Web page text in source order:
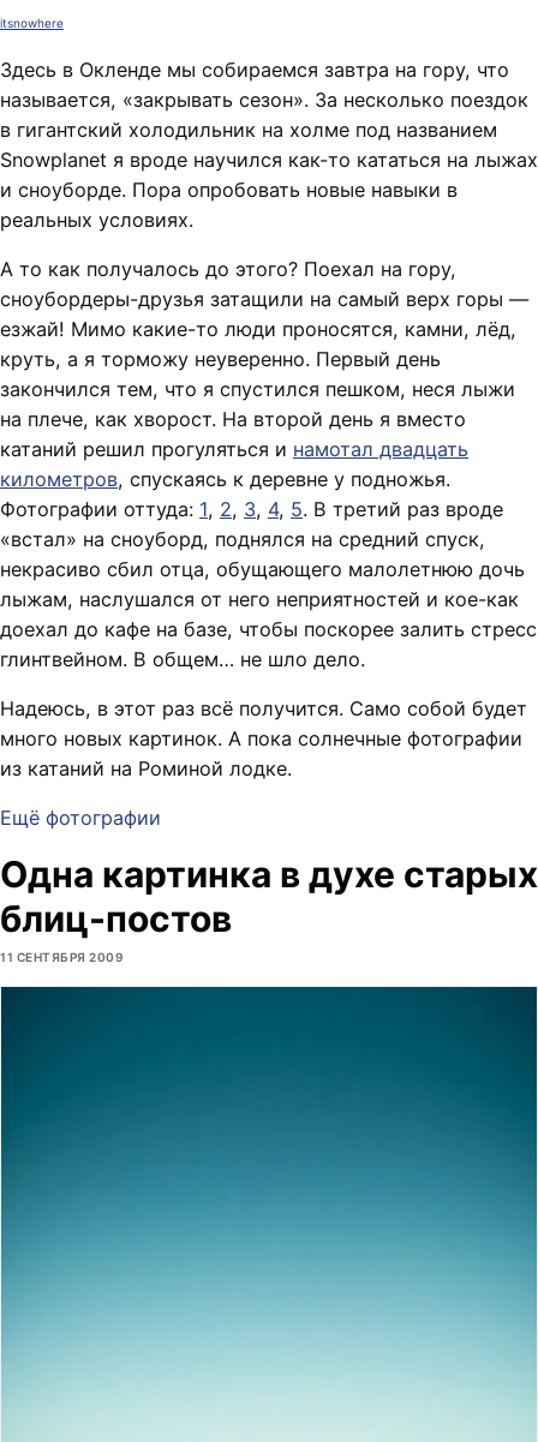
itsnowhere
Здесь в Окленде мы собираемся завтра на гору, что
называется, «закрывать сезон». За несколько поездок
в гигантский холодильник на холме под названием
Snowplanet я вроде научился как-то кататься на лыжах
и сноуборде. Пора опробовать новые навыки в
реальных условиях.
А то как получалось до этого? Поехал на гору,
сноубордеры-друзья затащили на самый верх горы —
езжай! Мимо какие-то люди проносятся, камни, лёд,
круть, а я торможу неуверенно. Первый день
закончился тем, что я спустился пешком, неся лыжи
на плече, как хворост. На второй день я вместо
катаний решил прогуляться и намотал двадцать
километров, спускаясь к деревне у подножья.
Фотографии оттуда: 1, 2, 3, 4, 5. В третий раз вроде
«встал» на сноуборд, поднялся на средний спуск,
некрасиво сбил отца, обущающего малолетнюю дочь
лыжам, наслушался от него неприятностей и кое-как
доехал до кафе на базе, чтобы поскорее залить стресс
глинтвейном. В общем… не шло дело.
Надеюсь, в этот раз всё получится. Само собой будет
много новых картинок. А пока солнечные фотографии
из катаний на Роминой лодке.
Ещё фотографии
Одна картинка в духе старых
блиц-постов
11 СЕНТЯБРЯ 2009